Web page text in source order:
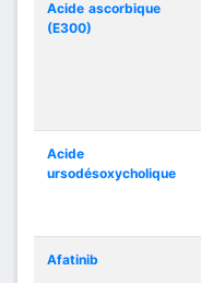
Acide ascorbique
(E300)
Acide
ursodésoxycholique
Afatinib